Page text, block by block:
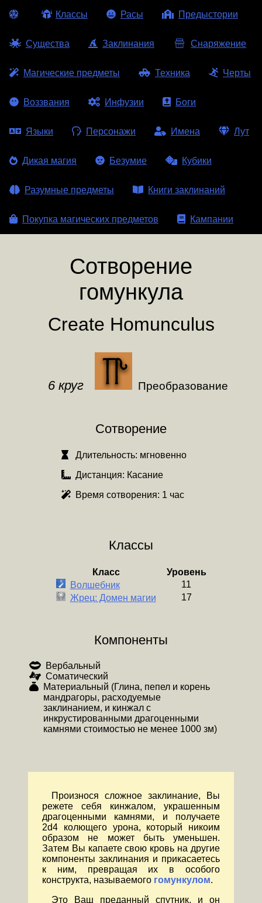
Классы Расы Предыстории
Существа Заклинания Снаряжение
Магические предметы Техника Черты
Воззвания Инфузии Боги
Языки Персонажи Имена Лут
Дикая магия Безумие Кубики
Разумные предметы Книги заклинаний
Покупка магических предметов Кампании
Сотворение
гомункула
Create Homunculus
6 круг Преобразование
Сотворение
Длительность: мгновенно
Дистанция: Касание
Время сотворения: 1 час
Классы
Класс
Уровень
Волшебник
11
Жрец: Домен магии
17
Компоненты
Вербальный
Соматический
Материальный (Глина, пепел и корень
мандрагоры, расходуемые
заклинанием, и кинжал с
инкрустированными драгоценными
камнями стоимостью не менее 1000 зм)
Произнося сложное заклинание, Вы
режете себя кинжалом, украшенным
драгоценными камнями, и получаете
2d4 колющего урона, который никоим
образом не может быть уменьшен.
Затем Вы капаете свою кровь на другие
компоненты заклинания и прикасаетесь
к ним, превращая их в особого
конструкта, называемого гомункулом.
Это Ваш преданный спутник, и он